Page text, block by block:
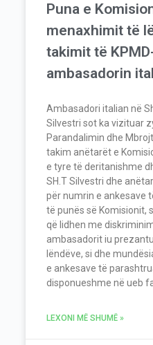
Puna e
menaxhimit të
takimit të
ambasadorin
Ambasadori italian në
Silvestri sot ka vizituar
Parandalimin dhe
takim anëtarët e
e tyre të deritanishme
SH.T Silvestri dhe
për numrin e ankesave
të punës së Komisionit,
që lidhen me
ambasadorit iu
lëndëve, si dhe
e ankesave të
disponueshme në ueb
LEXONI MË SHUMË »